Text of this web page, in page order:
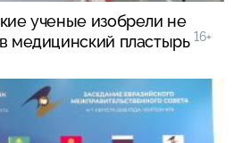
ученые изобрели не
медицинский пластырь 16+